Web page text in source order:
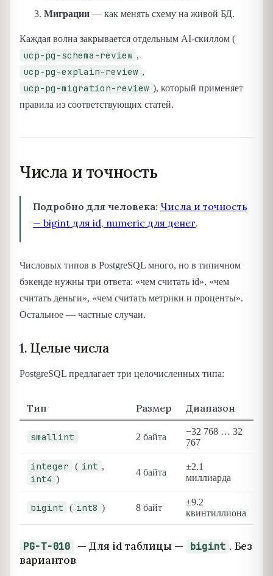
Миграции — как менять схему на живой БД.
Каждая волна закрывается отдельным AI-скиллом (
ucp-pg-schema-review ,
ucp-pg-explain-review ,
ucp-pg-migration-review ), который применяет
правила из соответствующих статей.
Числа и точность
Подробно для человека: Числа и точность
— bigint для id, numeric для денег.
Числовых типов в PostgreSQL много, но в типичном
бэкенде нужны три ответа: «чем считать id», «чем
считать деньги», «чем считать метрики и проценты».
Остальное — частные случаи.
1. Целые числа
PostgreSQL предлагает три целочисленных типа:
Тип Размер Диапазон
smallint 2 байта
−32 768 … 32
767
integer ( int ,
int4 )
4 байта
±2.1
миллиарда
bigint ( int8 ) 8 байт
±9.2
квинтиллиона
PG-T-010 — Для id таблицы — bigint . Без
вариантов